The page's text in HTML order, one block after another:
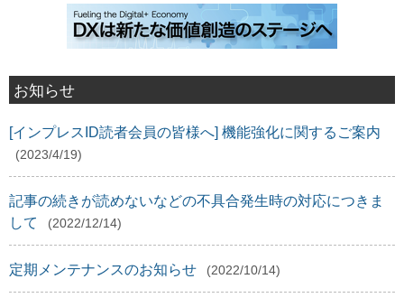
お知らせ
[インプレスID読者会員の皆様へ] 機能強化に関するご案内
(2023/4/19)
記事の続きが読めないなどの不具合発生時の対応につきま
して
(2022/12/14)
定期メンテナンスのお知らせ (2022/10/14)